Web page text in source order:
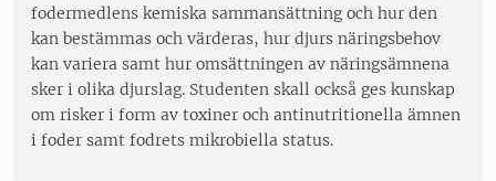
fodermedlens kemiska sammansättning och hur den
kan bestämmas och värderas, hur djurs näringsbehov
kan variera samt hur omsättningen av näringsämnena
sker i olika djurslag. Studenten skall också ges kunskap
om risker i form av toxiner och antinutritionella ämnen
i foder samt fodrets mikrobiella status.